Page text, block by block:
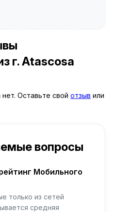
г. Atascosa
нет. Оставьте свой отзыв или
вопросы
Мобильного
только из сетей
средняя